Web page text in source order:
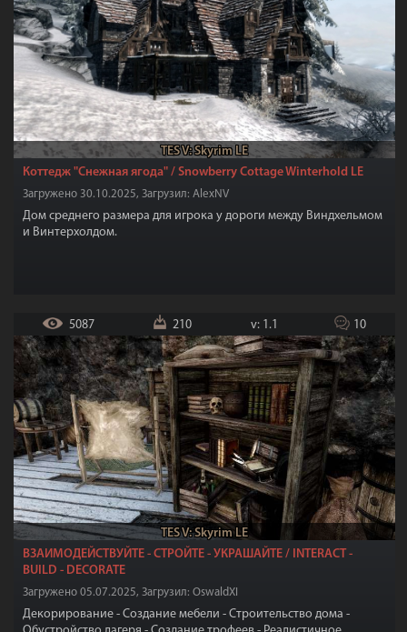
TES V: Skyrim LE
Коттедж "Снежная ягода" / Snowberry Cottage Winterhold LE
Загружено 30.10.2025, Загрузил: AlexNV
Дом среднего размера для игрока у дороги между Виндхельмом
и Винтерхолдом.
TES V: Skyrim LE
5087 210 v: 1.1 10
ВЗАИМОДЕЙСТВУЙТЕ - СТРОЙТЕ - УКРАШАЙТЕ / INTERACT -
BUILD - DECORATE
Загружено 05.07.2025, Загрузил: OswaldXI
Декорирование - Создание мебели - Строительство дома -